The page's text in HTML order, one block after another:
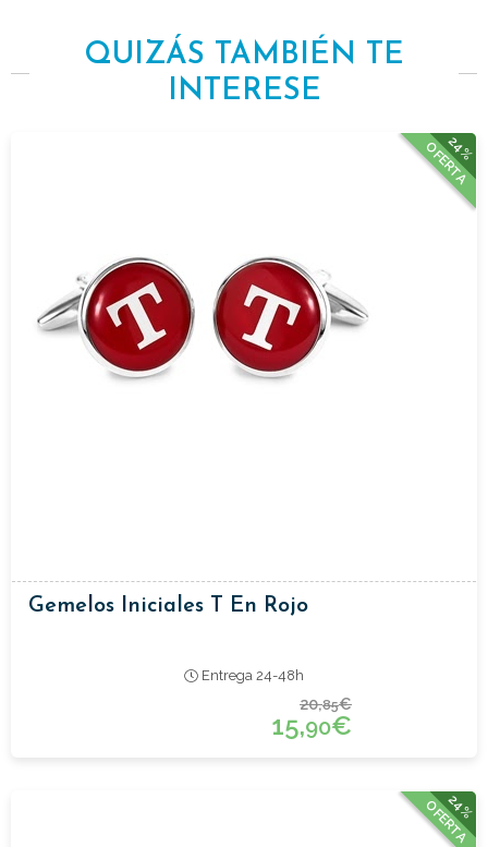
QUIZÁS TAMBIÉN TE
INTERESE
24%
OFERTA
Gemelos Iniciales T En Rojo
Entrega 24-48h
20,85€
15,90€
24%
OFERTA